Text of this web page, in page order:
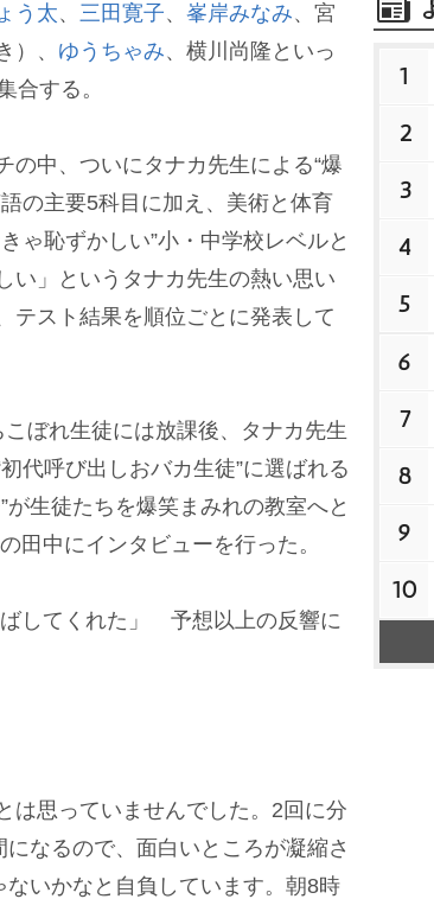
う太、 三田寛子、 峯岸みなみ、宮
）、 ゆうちゃみ、横川尚隆といっ
合する。
中、ついにタナカ先生による“爆
の主要5科目に加え、美術と体育
ゃ恥ずかしい”小・中学校レベルと
い」というタナカ先生の熱い思い
テスト結果を順位ごとに発表して
ぼれ生徒には放課後、タナカ先生
代呼び出しおバカ生徒”に選ばれる
生徒たちを爆笑まみれの教室へと
田中にインタビューを行った。
ばしてくれた」 予想以上の反響に
は思っていませんでした。2回に分
なるので、面白いところが凝縮さ
いかなと自負しています。朝8時
1
2
3
4
5
6
7
8
9
10